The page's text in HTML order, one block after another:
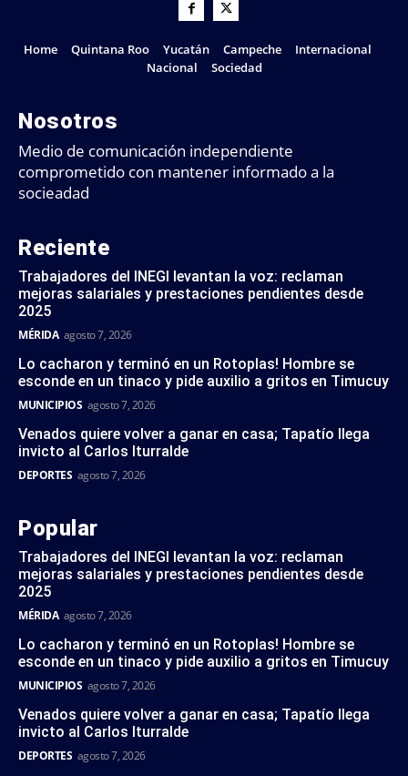
Home Quintana Roo Yucatán Campeche
Internacional
Nacional
Sociedad
Nosotros
Medio de comunicación independiente
comprometido con mantener informado a la
socieadad
Reciente
Trabajadores del INEGI levantan la voz: reclaman
mejoras salariales y prestaciones pendientes desde
2025
MÉRIDA agosto 7, 2026
Lo cacharon y terminó en un Rotoplas! Hombre se
esconde en un tinaco y pide auxilio a gritos en Timucuy
MUNICIPIOS agosto 7, 2026
Venados quiere volver a ganar en casa; Tapatío llega
invicto al Carlos Iturralde
DEPORTES agosto 7, 2026
Popular
Trabajadores del INEGI levantan la voz: reclaman
mejoras salariales y prestaciones pendientes desde
2025
MÉRIDA agosto 7, 2026
Lo cacharon y terminó en un Rotoplas! Hombre se
esconde en un tinaco y pide auxilio a gritos en Timucuy
MUNICIPIOS agosto 7, 2026
Venados quiere volver a ganar en casa; Tapatío llega
invicto al Carlos Iturralde
DEPORTES agosto 7, 2026